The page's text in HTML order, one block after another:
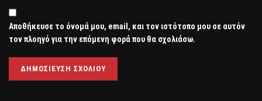
Αποθήκευσε το όνομά μου, email, και τον ιστότοπο μου σε αυτόν
τον πλοηγό για την επόμενη φορά που θα σχολιάσω.